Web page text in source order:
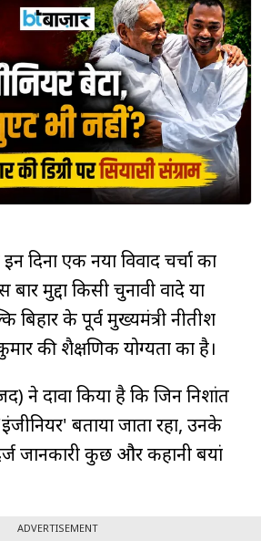
दिनों एक नया विवाद चर्चा का
मुद्दा किसी चुनावी वादे या
बिहार के पूर्व मुख्यमंत्री नीतीश
की शैक्षणिक योग्यता का है।
ने दावा किया है कि जिन निशांत
बताया जाता रहा, उनके
जानकारी कुछ और कहानी बयां
ADVERTISEMENT